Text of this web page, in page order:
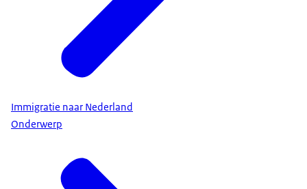
Immigratie naar Nederland
Onderwerp